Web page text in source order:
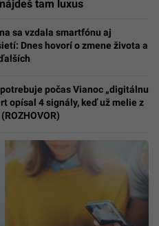
tam luxus
sa vzdala smartfónu aj
Dnes hovorí o zmene života a
počas Vianoc „digitálnu
opísal 4 signály, keď už melie z